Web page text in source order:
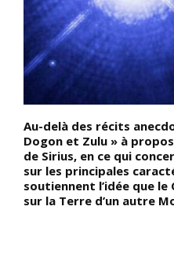
Au-delà des récits
Dogon et Zulu » à
de Sirius, en ce qui
sur les principales
soutiennent l’idée que
sur la Terre d’un autre